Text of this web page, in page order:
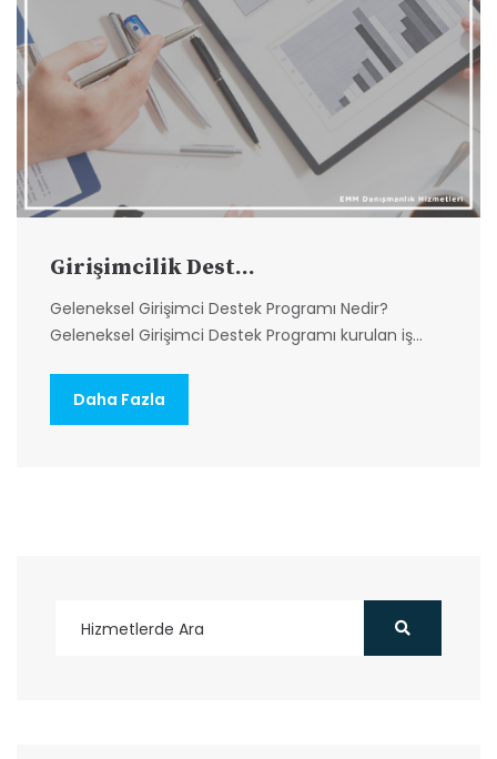
Girişimcilik Dest...
Geleneksel Girişimci Destek Programı Nedir?
Geleneksel Girişimci Destek Programı kurulan iş...
Daha Fazla